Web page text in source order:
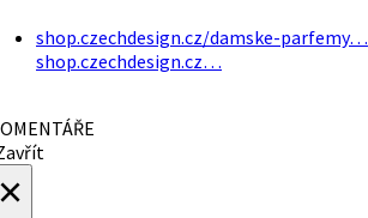
shop.czechdesign.cz/damske-parfemy…
shop.czechdesign.cz…